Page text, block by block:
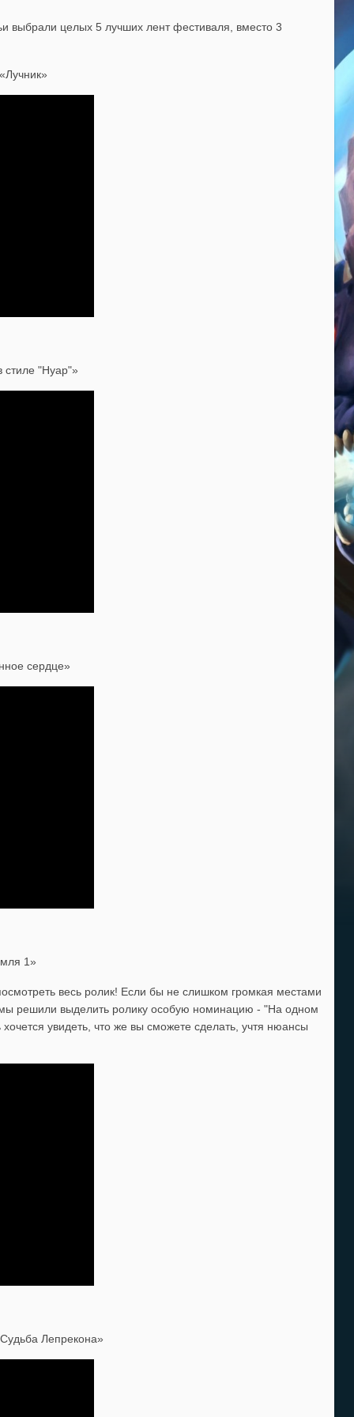
выбрали целых 5 лучших лент фестиваля, вместо 3
стиле "Нуар"»
сердце»
1»
весь ролик! Если бы не слишком громкая местами
решили выделить ролику особую номинацию - "На одном
увидеть, что же вы сможете сделать, учтя нюансы
Лепрекона»